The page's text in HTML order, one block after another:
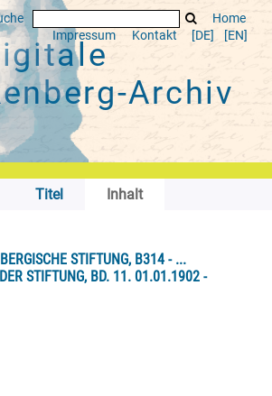
Home
Impressum
Kontakt [DE] [EN]
Archiv
Titel Inhalt
STIFTUNG, B314 - ...
STIFTUNG, BD. 11. 01.01.1902 -